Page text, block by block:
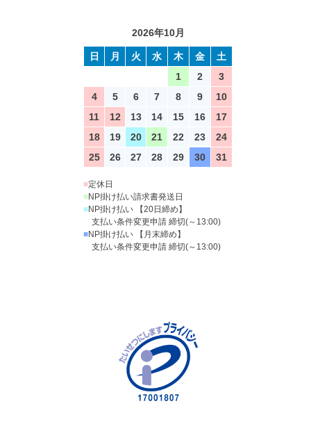
2026年10月
日 月 火 水 木 金
土
1
2
3
4
5 6 7 8 9
10
11
12 13 14 15 16
17
18
19 20 21 22 23
24
25
26 27 28 29 30 31
■定休日
■NP掛け払い請求書発送日
■NP掛け払い 【20日締め】
支払い条件変更申請 締切(～13:00)
■NP掛け払い 【月末締め】
支払い条件変更申請 締切(～13:00)